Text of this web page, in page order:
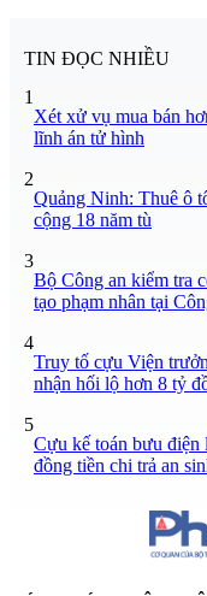
TIN ĐỌC NHIỀU
1
Xét xử vụ mua bán
lĩnh án tử hình
2
Quảng Ninh: Thuê ô
cộng 18 năm tù
3
Bộ Công an kiểm tra
tạo phạm nhân tại
4
Truy tố cựu Viện
nhận hối lộ hơn 8 tỷ
5
Cựu kế toán bưu điện
đồng tiền chi trả an